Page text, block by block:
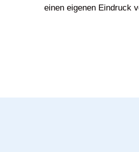
einen eigenen Eindruck